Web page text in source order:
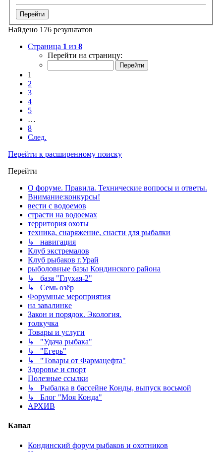
Найдено 176 результатов
Страница 1 из 8
Перейти на страницу:
1
2
3
4
5
…
8
След.
Перейти к расширенному поиску
Перейти
О форуме. Правила. Технические вопросы и ответы.
Внимание:конкурсы!
вести с водоемов
страсти на водоемах
территория охоты
техника, снаряжение, снасти для рыбалки
↳ навигация
Клуб экстремалов
Клуб рыбаков г.Урай
рыболовные базы Кондинского района
↳ база "Глухая-2"
↳ Семь озёр
Форумные мероприятия
на завалинке
Закон и порядок. Экология.
толкучка
Товары и услуги
↳ "Удача рыбака"
↳ "Егерь"
↳ "Товары от Фармацефта"
Здоровье и спорт
Полезные ссылки
↳ Рыбалка в бассейне Конды, выпуск восьмой
↳ Блог "Моя Конда"
АРХИВ
Канал
Кондинский форум рыбаков и охотников